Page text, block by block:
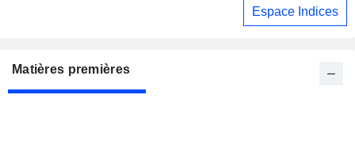
Espace Indices
Matières premières